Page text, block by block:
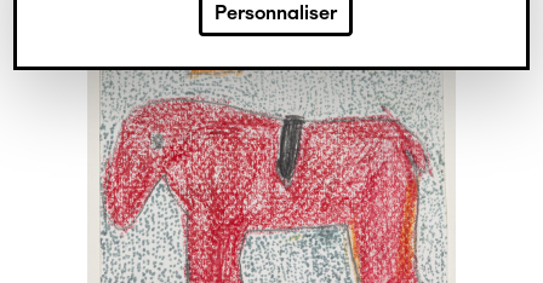
Personnaliser